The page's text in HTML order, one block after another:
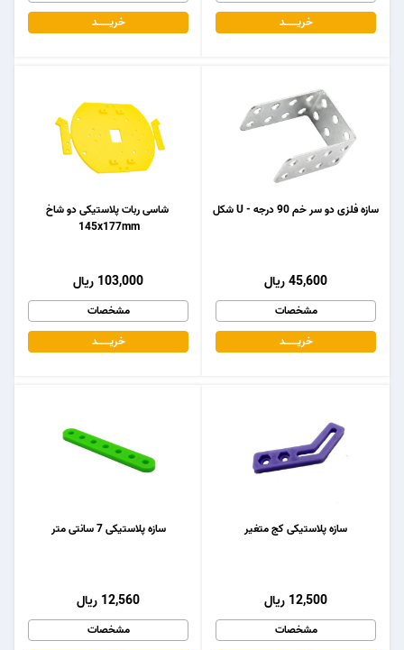
خریـــــــد خریـــــــد
شاسی ربات پلاستیکی دو شاخ
145x177mm
103,000 ریال
مشخصات
خریـــــــد
سازه فلزی دو سر خم 90 درجه - U شکل
45,600 ریال
مشخصات
خریـــــــد
سازه پلاستیکی 7 سانتی متر
12,560 ریال
مشخصات
سازه پلاستیکی کج متغیر
12,500 ریال
مشخصات